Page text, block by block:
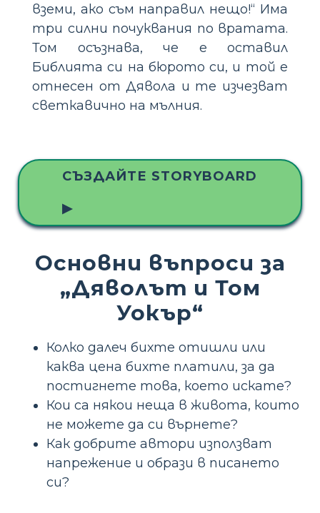
вземи, ако съм направил нещо!“ Има
три силни почуквания по вратата.
Том осъзнава, че е оставил
Библията си на бюрото си, и той е
отнесен от Дявола и те изчезват
светкавично на мълния.
СЪЗДАЙТЕ STORYBOARD
▶
Основни въпроси за
„Дяволът и Том
Уокър“
Колко далеч бихте отишли или
каква цена бихте платили, за да
постигнете това, което искате?
Кои са някои неща в живота, които
не можете да си върнете?
Как добрите автори използват
напрежение и образи в писането
си?